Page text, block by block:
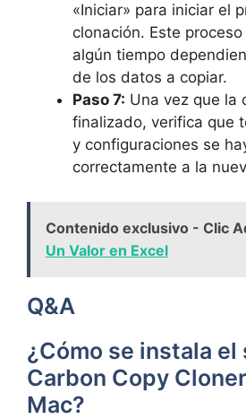
«Iniciar» para iniciar el
clonación. Este
⁤algún tiempo
de los‍ datos a copiar.
Paso 7: Una vez que la
finalizado, verifica que
y⁢ configuraciones se
correctamente a la
Contenido exclusivo - Clic
Un Valor en Excel
Q&A
¿Cómo se instala
Carbon Copy
Mac?